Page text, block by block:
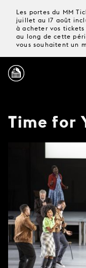
Les portes du MM
juillet au 17 août
à acheter vos
au long de cette
vous souhaitent un
Time for